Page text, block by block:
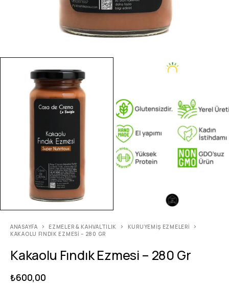
ANASAYFA EZMELER & KAHVALTILIK
KURUYEMIŞ EZMELERI
KAKAOLU FINDIK EZMESI – 280 GR
Kakaolu Fındık Ezmesi – 280 Gr
₺600,00